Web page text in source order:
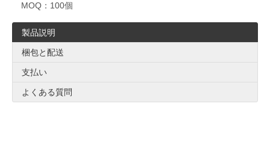
MOQ： 100個
製品説明
梱包と配送
支払い
よくある質問